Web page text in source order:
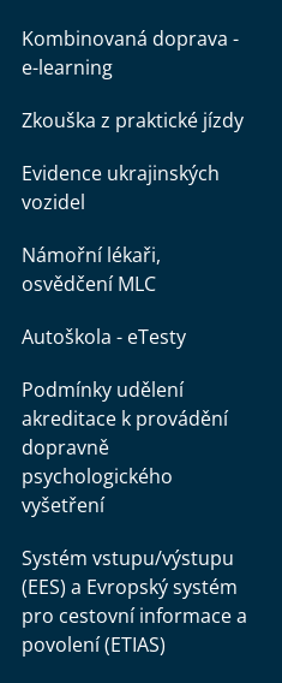
Kombinovaná doprava -
e-learning
Zkouška z praktické jízdy
Evidence ukrajinských
vozidel
Námořní lékaři,
osvědčení MLC
Autoškola - eTesty
Podmínky udělení
akreditace k provádění
dopravně
psychologického
vyšetření
Systém vstupu/výstupu
(EES) a Evropský systém
pro cestovní informace a
povolení (ETIAS)